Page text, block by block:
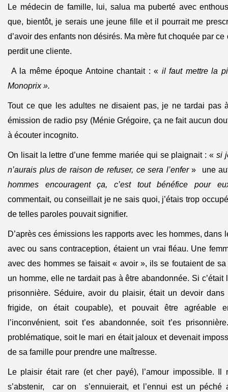
Le médecin de famille, lui, salua ma puberté avec
que, bientôt, je serais une jeune fille et il pourrait me
d’avoir des enfants non désirés. Ma mère fut choquée par
perdit une cliente.
A la même époque Antoine chantait : « il faut mettre la
Monoprix ».
Tout ce que les adultes ne disaient pas, je ne tardai pas
émission de radio psy (Ménie Grégoire, ça ne fait aucun
à écouter incognito.
On lisait la lettre d’une femme mariée qui se plaignait : « si
n’aurais plus de raison de refuser, ce sera l’enfer» une
hommes encouragent ça, c’est tout bénéfice pour
commentait, ou conseillait je ne sais quoi, j’étais trop
de telles paroles pouvait signifier.
D’après ces émissions les rapports avec les hommes, dans
avec ou sans contraception, étaient un vrai fléau. Une
avec des hommes se faisait « avoir », ils se foutaient de
un homme, elle ne tardait pas à être abandonnée. Si c’était
prisonnière. Séduire, avoir du plaisir, était un devoir
frigide, on était coupable), et pouvait être agréable
l’inconvénient, soit t’es abandonnée, soit t’es
problématique, soit le mari en était jaloux et devenait
de sa famille pour prendre une maîtresse.
Le plaisir était rare (et cher payé), l’amour impossible.
s’abstenir, car on s’ennuierait, et l’ennui est un péché